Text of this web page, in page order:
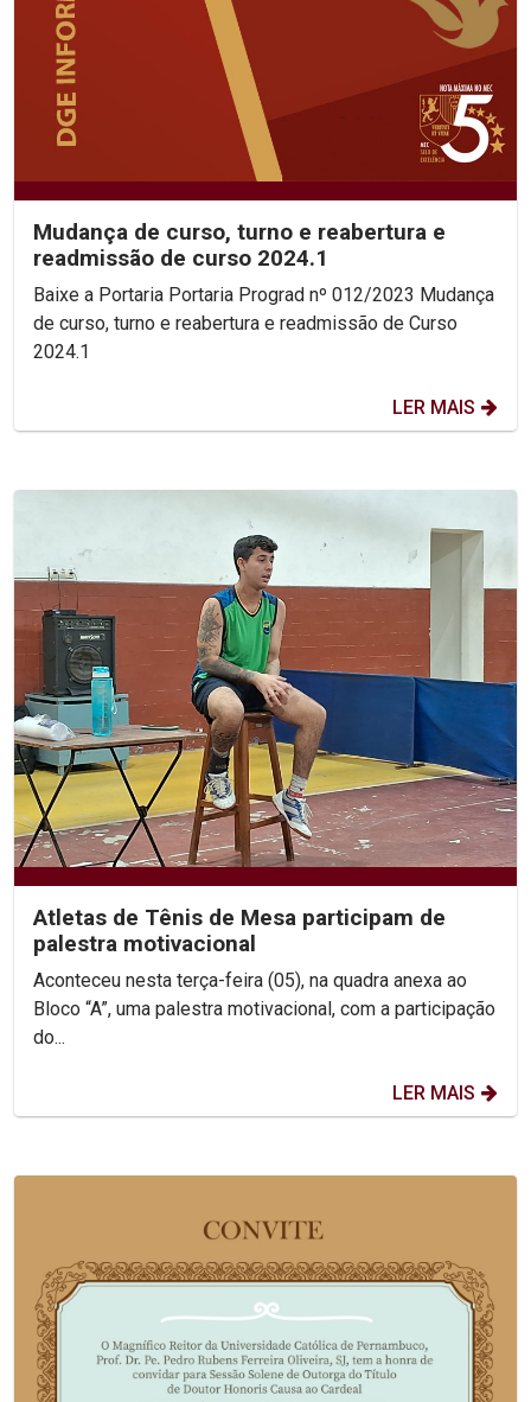
Mudança de curso, turno e reabertura e
readmissão de curso 2024.1
Baixe a Portaria Portaria Prograd nº 012/2023 Mudança
de curso, turno e reabertura e readmissão de Curso
2024.1
LER MAIS
Atletas de Tênis de Mesa participam de
palestra motivacional
Aconteceu nesta terça-feira (05), na quadra anexa ao
Bloco “A”, uma palestra motivacional, com a participação
do...
LER MAIS